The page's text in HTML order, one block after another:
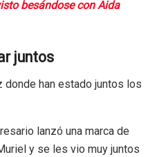
besándose con Aida
juntos
han estado juntos los
lanzó una marca de
y se les vio muy juntos